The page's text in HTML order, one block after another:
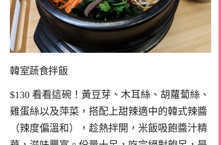
韓室蔬食拌飯
$130 看看這碗！黃豆芽、木耳絲、胡蘿蔔絲、
雞蛋絲以及萍菜，搭配上甜辣適中的韓式辣醬
（辣度偏溫和），趁熱拌開，米飯吸飽醬汁精